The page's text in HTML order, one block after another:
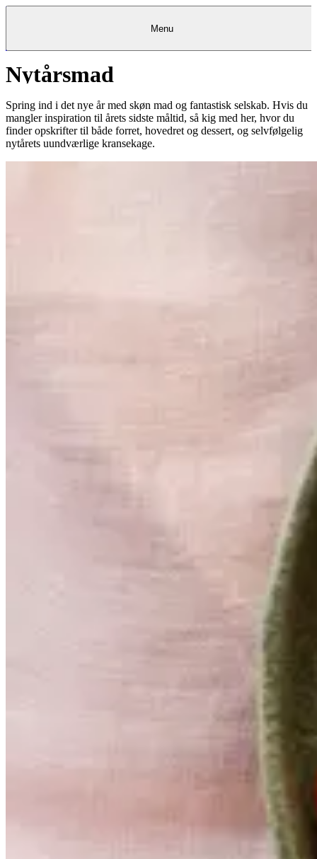
Kantine
Kantine
FrokostordningFrokostordning
MadkurserMadkurser&&TeambuildingTeambuilding
& Teambuilding
OpskrifterOpskrifterOpskrifter
Restauranter Restauranter
Bagerier
Detail DetailDetail
ProjekterProjekter&&rådgivningrådgivningProjekter &
rådgivning
EventkalenderEventkalender
Køb gavekort
KundeserviceKundeservice
Log indMit Meyers
Menu
Nytårsmad
Spring ind i det nye år med skøn mad og fantastisk selskab. Hvis du
mangler inspiration til årets sidste måltid, så kig med her, hvor du
finder opskrifter til både forret, hovedret og dessert, og selvfølgelig
nytårets uundværlige kransekage.